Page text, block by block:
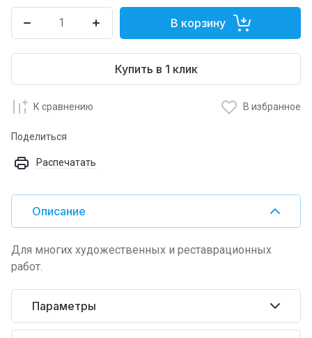
В корзину
Купить в 1 клик
К сравнению В избранное
Поделиться
Распечатать
Описание
Для многих художественных и реставрационных
работ.
Параметры